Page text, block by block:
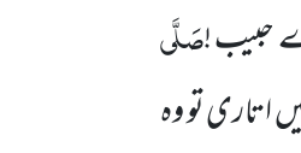
حبیب !صَلَّی
اتاری تو وہ